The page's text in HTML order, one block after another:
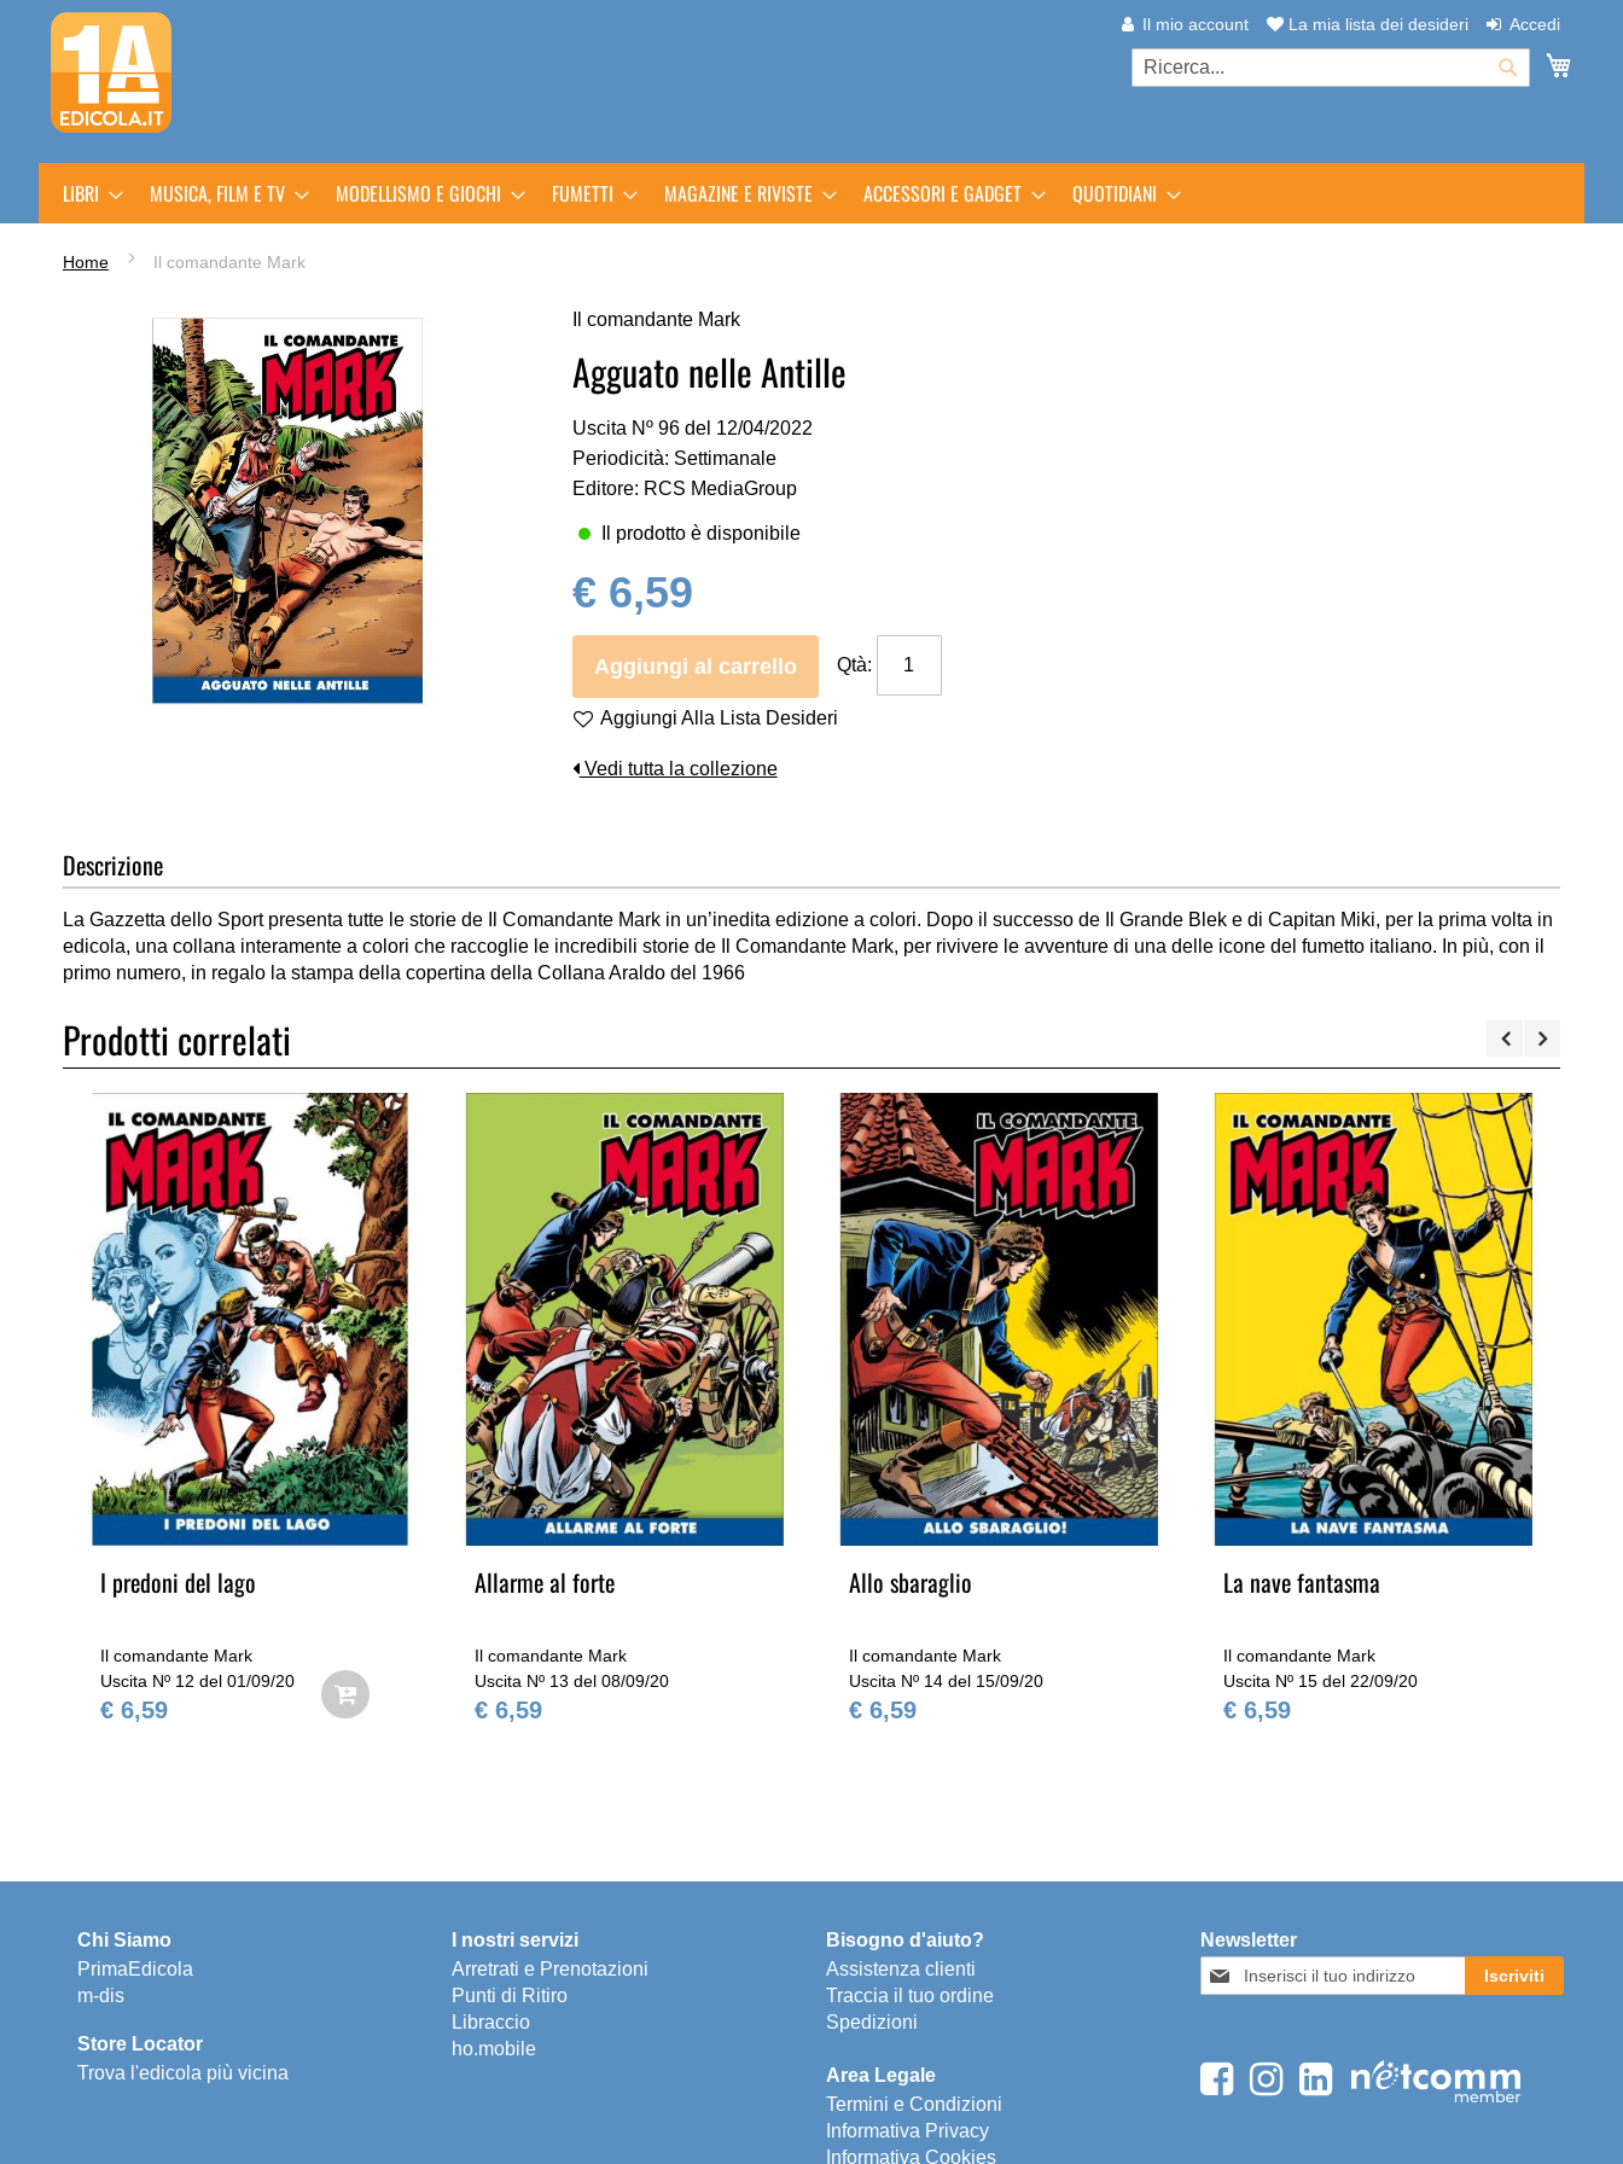
Salta
al
contenuto
Il mio account La mia lista dei desideri Accedi
Cerca
LIBRI MUSICA, FILM E TV MODELLISMO E GIOCHI FUMETTI MAGAZINE E RIVISTE ACCESSORI E GADGET QUOTIDIANI
Home Il comandante Mark
di
immagini
Il comandante Mark
Agguato nelle Antille
Uscita Nº 96 del 12/04/2022
Periodicità: Settimanale
Editore: RCS MediaGroup
Il prodotto è disponibile
€ 6,59
Aggiungi al carrello Qtà:
Aggiungi Alla Lista Desideri
Vedi tutta la collezione
Descrizione
La Gazzetta dello Sport presenta tutte le storie de Il Comandante Mark in un’inedita edizione a colori. Dopo il successo de Il Grande Blek e di Capitan Miki, per la prima volta in
edicola, una collana interamente a colori che raccoglie le incredibili storie de Il Comandante Mark, per rivivere le avventure di una delle icone del fumetto italiano. In più, con il
primo numero, in regalo la stampa della copertina della Collana Araldo del 1966
Prodotti correlati
I predoni del lago
Il comandante Mark
Uscita Nº 12 del 01/09/20
€ 6,59
Allarme al forte
Il comandante Mark
Uscita Nº 13 del 08/09/20
€ 6,59
Allo sbaraglio
Il comandante Mark
Uscita Nº 14 del 15/09/20
€ 6,59
La nave fantasma
Il comandante Mark
Uscita Nº 15 del 22/09/20
€ 6,59
Chi Siamo
PrimaEdicola
m-dis
Store Locator
Trova l'edicola più vicina
I nostri servizi
Arretrati e Prenotazioni
Punti di Ritiro
Libraccio
ho.mobile
Bisogno d'aiuto?
Assistenza clienti
Traccia il tuo ordine
Spedizioni
Area Legale
Termini e Condizioni
Informativa Privacy
Informativa Cookies
Newsletter
Iscriviti
alla
Iscriviti